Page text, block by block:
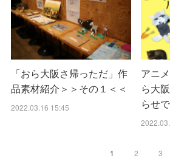
「おら大阪さ帰っただ」作
品素材紹介＞＞その１＜＜
2022.03.16 15:45
アニ
ら大
らせ
1 2 3